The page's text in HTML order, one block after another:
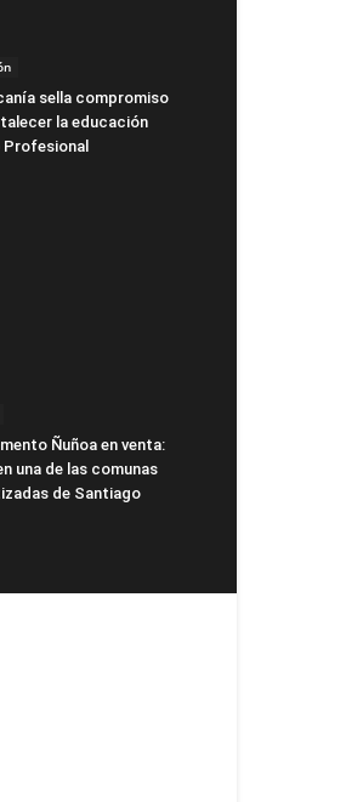
sella compromiso
la educación
Ñuñoa en venta:
una de las comunas
de Santiago